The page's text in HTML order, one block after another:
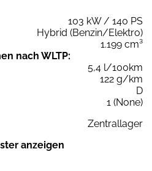
103 kW / 140 PS
Hybrid (Benzin/Elektro)
1.199 cm³
nach WLTP:
5,4 l/100km
122 g/km
D
1 (None)
Zentrallager
anzeigen